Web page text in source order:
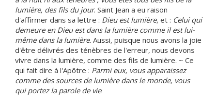
lumière, des fils du jour. Saint Jean a eu raison
d'affirmer dans sa lettre : Dieu est lumière, et : Celui qui
demeure en Dieu est dans la lumière comme il est lui-
même dans la lumière. Aussi, puisque nous avons la joie
d'être délivrés des ténèbres de l'erreur, nous devons
vivre dans la lumière, comme des fils de lumière. ~ Ce
qui fait dire à l'Apôtre : Parmi eux, vous apparaissez
comme des sources de lumière dans le monde, vous
qui portez la parole de vie.